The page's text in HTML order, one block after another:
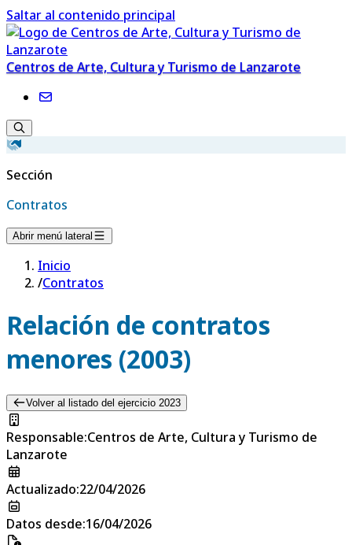
Saltar al contenido principal
Centros de Arte, Cultura y Turismo de Lanzarote
Sección
Contratos
Abrir menú lateral
Inicio
/Contratos
Relación de contratos
menores (2003)
Volver al listado del ejercicio 2023
Responsable:Centros de Arte, Cultura y Turismo de
Lanzarote
Actualizado:22/04/2026
Datos desde:16/04/2026